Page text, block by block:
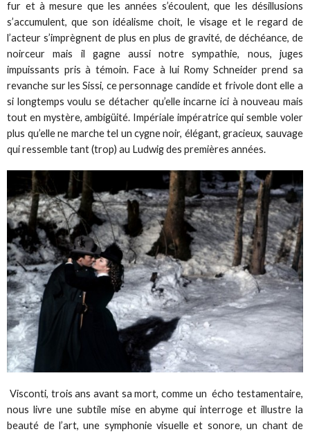
fur et à mesure que les années s’écoulent, que les désillusions
s’accumulent, que son idéalisme choit, le visage et le regard de
l’acteur s’imprègnent de plus en plus de gravité, de déchéance, de
noirceur mais il gagne aussi notre sympathie, nous, juges
impuissants pris à témoin. Face à lui Romy Schneider prend sa
revanche sur les Sissi, ce personnage candide et frivole dont elle a
si longtemps voulu se détacher qu’elle incarne ici à nouveau mais
tout en mystère, ambigüité. Impériale impératrice qui semble voler
plus qu’elle ne marche tel un cygne noir, élégant, gracieux, sauvage
qui ressemble tant (trop) au Ludwig des premières années.
Visconti, trois ans avant sa mort, comme un écho testamentaire,
nous livre une subtile mise en abyme qui interroge et illustre la
beauté de l’art, une symphonie visuelle et sonore, un chant de